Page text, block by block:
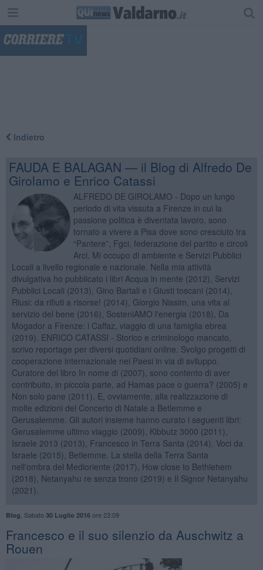
Indietro
FAUDA E BALAGAN — il Blog di Alfredo De
Girolamo e Enrico Catassi
ALFREDO DE GIROLAMO - Dopo un lungo
periodo di vita vissuta a Firenze in cui la
passione politica è diventata lavoro, sono
tornato a vivere a Pisa dove sono cresciuto tra
“Pantere”, Fgci, federazione del partito e circoli
Arci. Mi occupo di ambiente e Servizi Pubblici
Locali a livello regionale e nazionale. Nella mia attività
divulgativa ho pubblicato i libri Acqua in mente (2012), Servizi
Pubblici Locali (2013), Gino Bartali e i Giusti toscani (2014),
Riusi: da rifiuti a risorse! (2014), Giorgio Nissim, una vita al
servizio del bene (2016), SosteniAMO l'energia (2018), Da
Mogador a Firenze: i Caffaz, viaggio di una famiglia ebrea
(2019). ENRICO CATASSI - Storico e criminologo mancato,
scrivo reportage per diversi quotidiani online. Svolgo progetti di
cooperazione internazionale nei Paesi in via di sviluppo.
Curatore del libro In nome di (2007), sono contento di aver
contribuito, in piccola parte, ad Hamas pace o guerra? (2005) e
Non solo pane (2011). E, ovviamente, alla realizzazione di
molte edizioni del Concerto di Natale a Betlemme e
Gerusalemme. Gli autori insieme hanno curato i seguenti libri:
Gerusalemme ultimo viaggio (2009), Kibbutz 3000 (2011),
Israele 2013 (2013), Francesco in Terra Santa (2014). Voci da
Israele (2015), Betlemme. La stella della Terra Santa
nell'ombra del Medioriente (2017), How close to Bethlehem
(2018), Netanyahu re senza trono (2019) e Il Signor Netanyahu
(2021).
Blog Sabato 30 Luglio 2016ore 23:09
Francesco e il suo silenzio da Auschwitz a
Rouen